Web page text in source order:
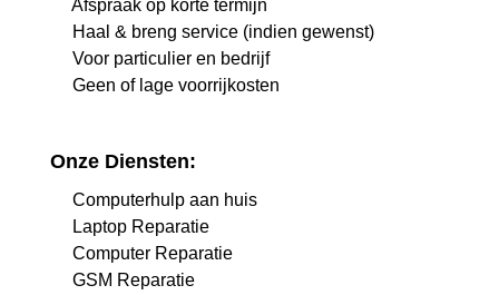
Afspraak op korte termijn
Haal & breng service (indien gewenst)
Voor particulier en bedrijf
Geen of lage voorrijkosten
Onze Diensten:
Computerhulp aan huis
Laptop Reparatie
Computer Reparatie
GSM Reparatie